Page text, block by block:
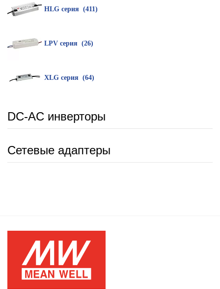
HLG серия (411)
LPV серия (26)
XLG серия (64)
DC-AC инверторы
Сетевые адаптеры